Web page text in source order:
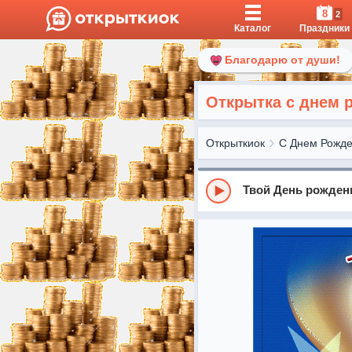
Каталог
8 2
Праздники
Благодарю от души!
Открытка с днем
Открыткиок С Днем
Твой День